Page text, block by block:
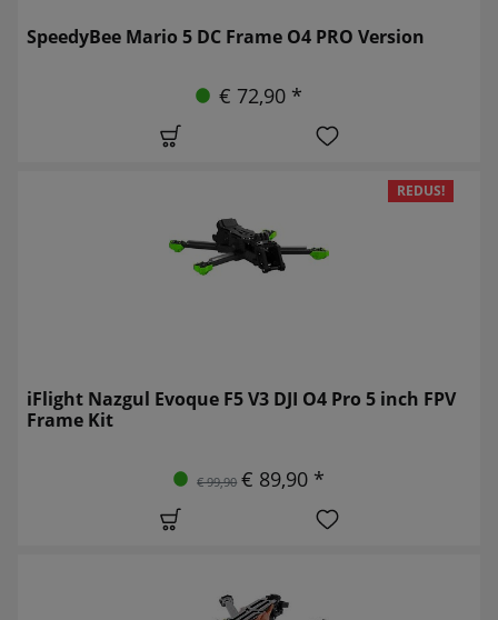
SpeedyBee Mario 5 DC Frame O4 PRO Version
€ 72,90 *
REDUS!
iFlight Nazgul Evoque F5 V3 DJI O4 Pro 5 inch FPV
Frame Kit
€ 99,90 € 89,90 *